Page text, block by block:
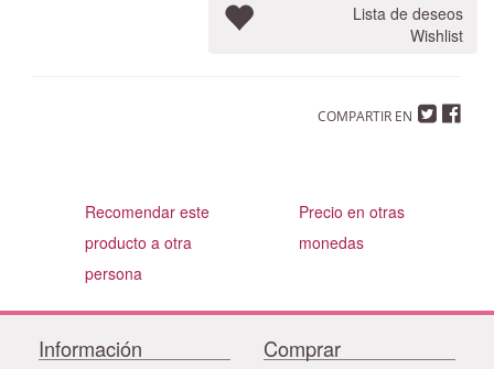
Lista de deseos
Wishlist
COMPARTIR EN
Recomendar este
producto a otra
persona
Precio en otras
monedas
Información Comprar